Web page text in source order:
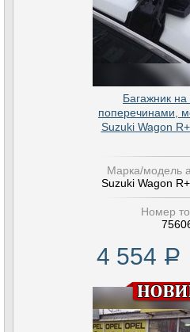
Багажник
поперечинами,
Suzuki Wagon
Марка/модель
Suzuki Wagon
Номер
4 554 Р